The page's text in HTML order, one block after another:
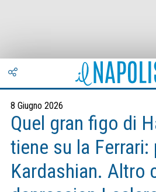
8 Giugno 2026
Quel gran figo di
tiene su la Ferrari:
Kardashian. Altro